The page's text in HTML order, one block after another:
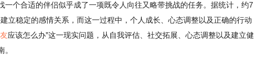
个合适的伴侣似乎成了一项既令人向往又略带挑战的任务。据统计，约7
立稳定的感情关系，而这一过程中，个人成长、心态调整以及正确的行动
应该怎么办”这一现实问题，从自我评估、社交拓展、心态调整以及建立健